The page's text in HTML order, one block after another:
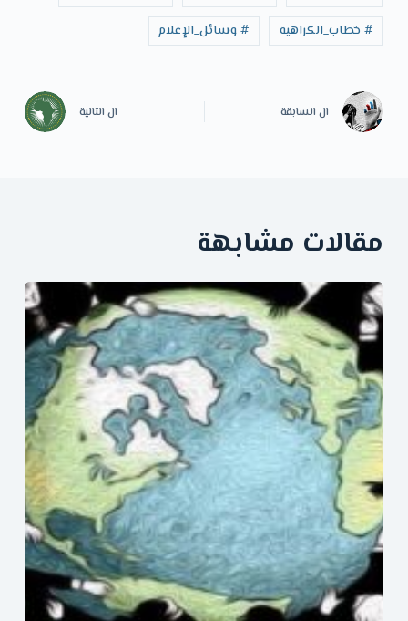
# خطاب_الكراهية
# وسائل_الإعلام
الالسابقة ال التالية
مقالات مشابهة